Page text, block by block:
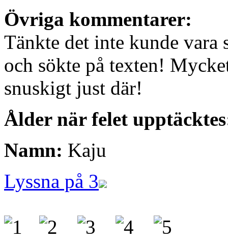
Övriga kommentarer:
Tänkte det inte kunde vara
och sökte på texten!
snuskigt just där!
Ålder när felet
Namn: Kaju
Lyssna på 3